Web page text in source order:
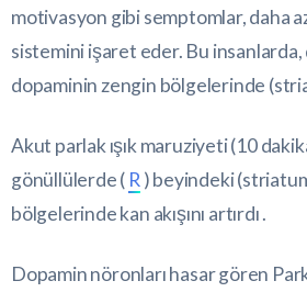
motivasyon gibi semptomlar, daha
sistemini işaret eder. Bu insanlarda,
dopaminin zengin bölgelerinde
Akut parlak ışık maruziyeti (10
gönüllülerde ( R) beyindeki
bölgelerinde kan akışını artırdı .
Dopamin nöronları hasar gören